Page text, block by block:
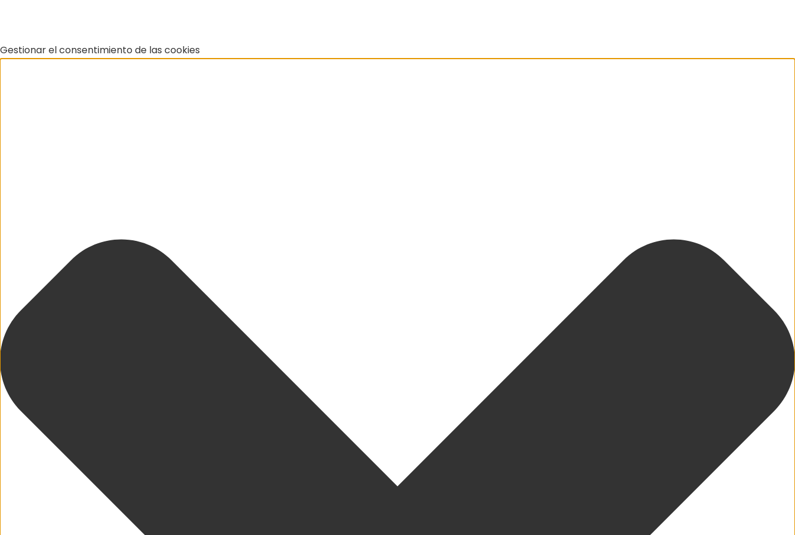
Gestionar el consentimiento de las cookies